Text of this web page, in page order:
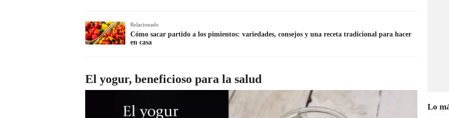
Relacionado
Cómo sacar partido a los pimientos: variedades, consejos y una receta tradicional para hacer
en casa
El yogur, beneficioso para la salud
Lo